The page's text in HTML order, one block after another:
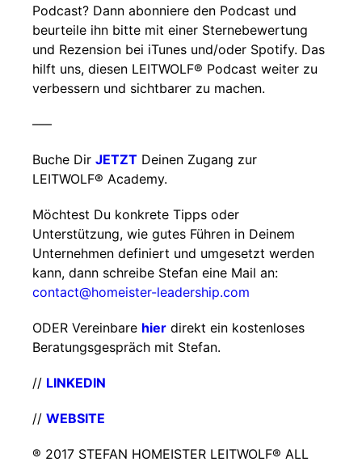
Podcast? Dann abonniere den Podcast und
beurteile ihn bitte mit einer Sternebewertung
und Rezension bei iTunes und/oder Spotify. Das
hilft uns, diesen LEITWOLF® Podcast weiter zu
verbessern und sichtbarer zu machen.
–––
Buche Dir JETZT Deinen Zugang zur
LEITWOLF® Academy.
Möchtest Du konkrete Tipps oder
Unterstützung, wie gutes Führen in Deinem
Unternehmen definiert und umgesetzt werden
kann, dann schreibe Stefan eine Mail an:
contact@homeister-leadership.com
ODER Vereinbare hier direkt ein kostenloses
Beratungsgespräch mit Stefan.
// LINKEDIN
// WEBSITE
® 2017 STEFAN HOMEISTER LEITWOLF® ALL